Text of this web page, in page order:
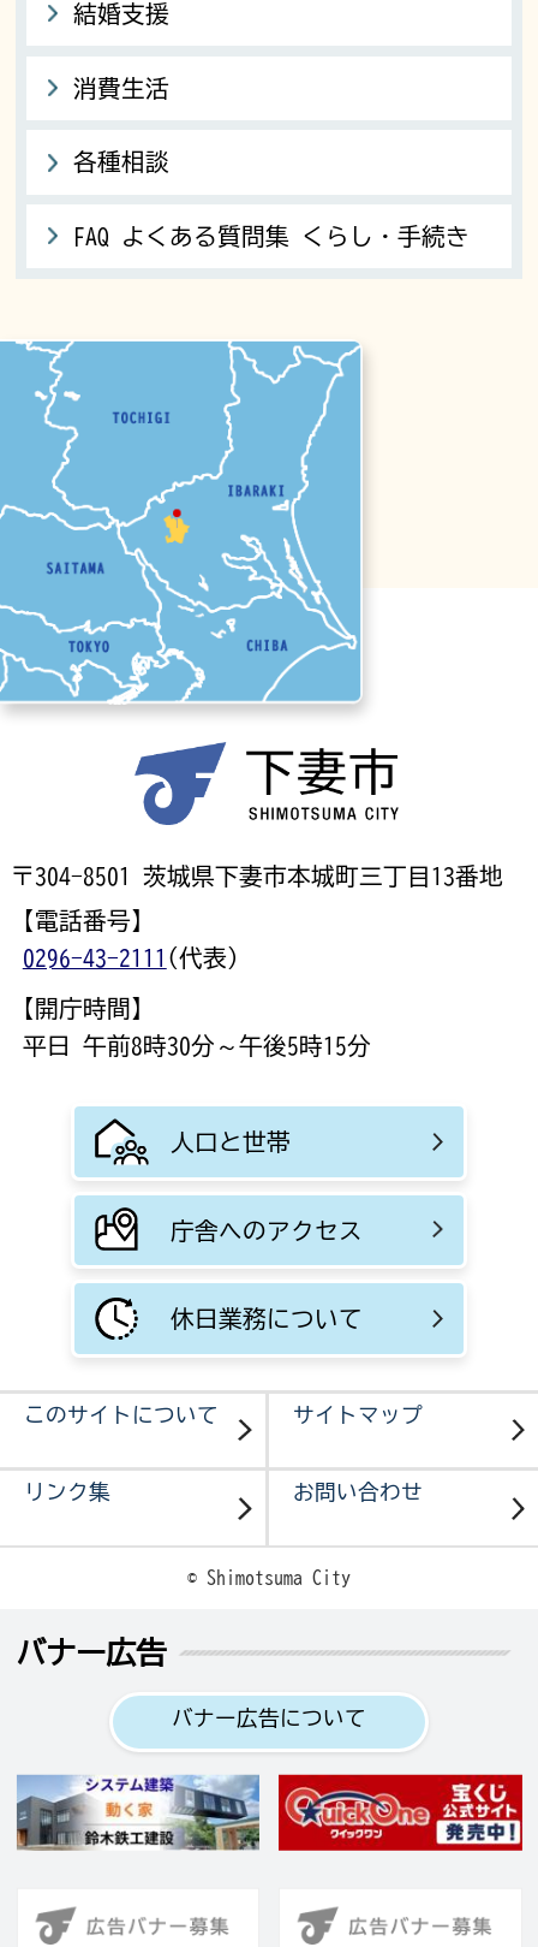
結婚支援
消費生活
各種相談
FAQ よくある質問集 くらし・手続き
〒304-8501 茨城県下妻市本城町三丁目13番地
【電話番号】
0296-43-2111 (代表)
【開庁時間】
平日 午前8時30分～午後5時15分
人口と世帯
庁舎へのアクセス
休日業務について
このサイトについて サイトマップ
リンク集 お問い合わせ
© Shimotsuma City
バナー広告
バナー広告について